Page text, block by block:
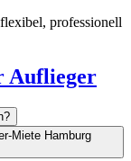
professionell
Auflieger
Miete Hamburg